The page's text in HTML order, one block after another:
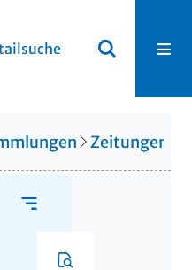
Zeitungen